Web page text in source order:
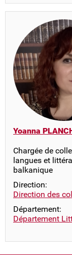
Yoanna
Chargée de
langues et
balkanique
Direction:
Direction des
Département:
Département